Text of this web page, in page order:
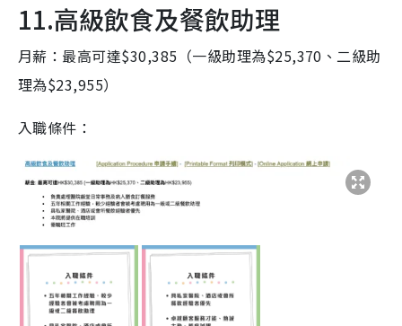
11.高級飲食及餐飲助理
月薪：最高可達$30,385（一級助理為$25,370、二級助
理為$23,955）
入職條件：